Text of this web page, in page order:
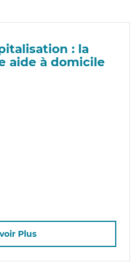
: la
aide à domicile
Plus